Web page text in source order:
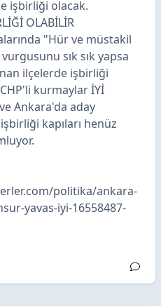
işbirliği olacak.
OLABİLİR
"Hür ve müstakil
sık sık yapsa
ilçelerde işbirliği
kurmaylar İYİ
Ankara'da aday
kapıları henüz
politika/ankara-
yavas-iyi-16558487-